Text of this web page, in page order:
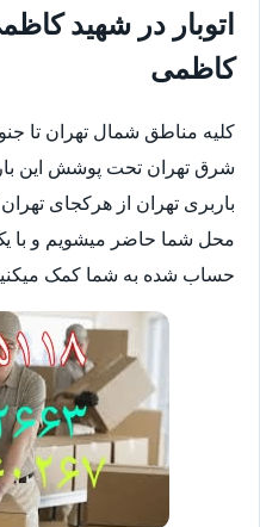
اتوبار در شهید
کاظمی
کلیه مناطق شمال تهران تا
شرق تهران تحت پوشش این
باربری تهران از هرکجای
محل شما حاضر میشویم و با
حساب شده به شما کمک